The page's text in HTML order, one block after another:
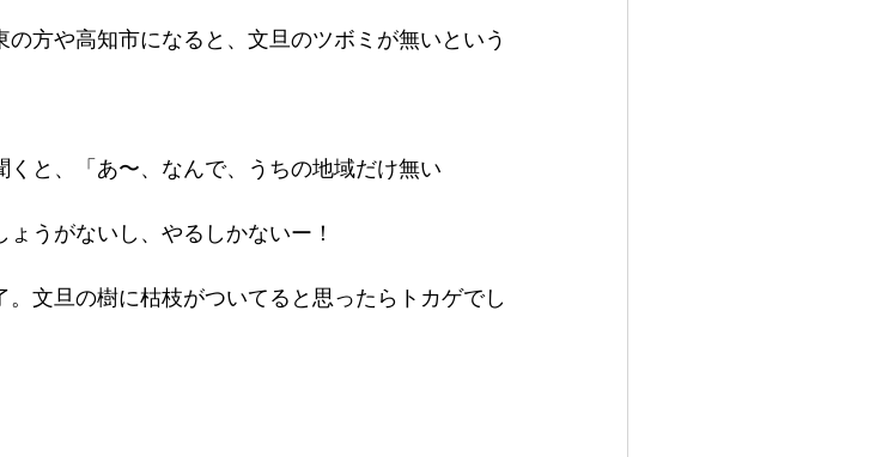
方や高知市になると、文旦のツボミが無いという
と、「あ〜、なんで、うちの地域だけ無い
うがないし、やるしかないー！
文旦の樹に枯枝がついてると思ったらトカゲでし